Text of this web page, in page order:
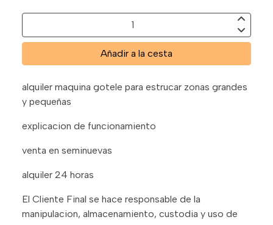
Añadir a la cesta
alquiler maquina gotele para estrucar zonas grandes
y pequeñas
explicacion de funcionamiento
venta en seminuevas
alquiler 24 horas
El Cliente Final se hace responsable de la
manipulacion, almacenamiento, custodia y uso de